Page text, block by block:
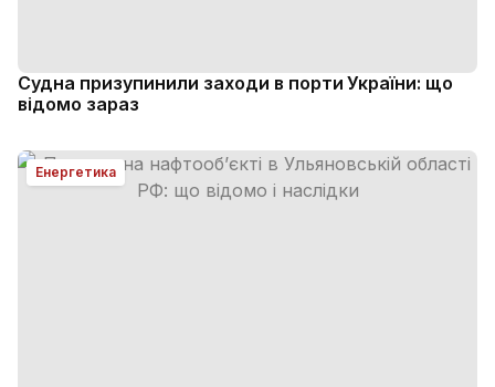
Судна призупинили заходи в порти України: що
відомо зараз
Енергетика